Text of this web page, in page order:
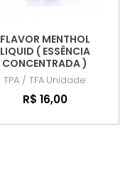
FLAVOR MENTHOL
LIQUID ( ESSÊNCIA
CONCENTRADA )
TPA / TFA Unidade
R$ 16,00